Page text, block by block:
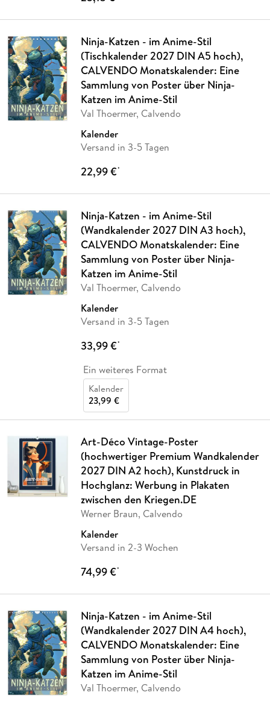
Ninja-Katzen - im Anime-Stil
(Tischkalender 2027 DIN A5 hoch),
CALVENDO Monatskalender: Eine
Sammlung von Poster über Ninja-
Katzen im Anime-Stil
Val Thoermer, Calvendo
Kalender
Versand in 3-5 Tagen
22,99 €*
Ninja-Katzen - im Anime-Stil
(Wandkalender 2027 DIN A3 hoch),
CALVENDO Monatskalender: Eine
Sammlung von Poster über Ninja-
Katzen im Anime-Stil
Val Thoermer, Calvendo
Kalender
Versand in 3-5 Tagen
33,99 €*
Ein weiteres Format
Kalender
23,99 €
Art-Déco Vintage-Poster
(hochwertiger Premium Wandkalender
2027 DIN A2 hoch), Kunstdruck in
Hochglanz: Werbung in Plakaten
zwischen den Kriegen.DE
Werner Braun, Calvendo
Kalender
Versand in 2-3 Wochen
74,99 €*
Ninja-Katzen - im Anime-Stil
(Wandkalender 2027 DIN A4 hoch),
CALVENDO Monatskalender: Eine
Sammlung von Poster über Ninja-
Katzen im Anime-Stil
Val Thoermer, Calvendo